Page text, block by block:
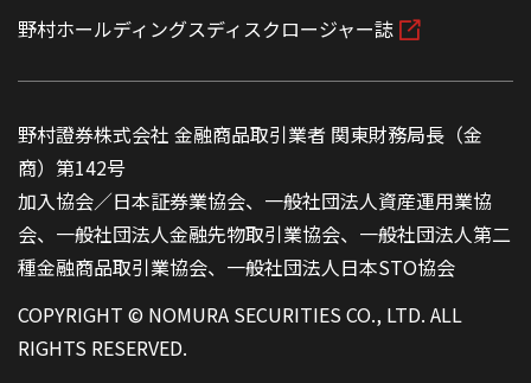
野村ホールディングスディスクロージャー誌
野村證券株式会社 金融商品取引業者 関東財務局長（金
商）第142号
加入協会／日本証券業協会、一般社団法人資産運用業協
会、一般社団法人金融先物取引業協会、一般社団法人第二
種金融商品取引業協会、一般社団法人日本STO協会
COPYRIGHT © NOMURA SECURITIES CO., LTD. ALL
RIGHTS RESERVED.